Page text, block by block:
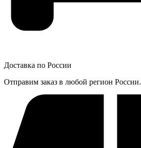
Доставка по России
Отправим заказ в любой регион России.